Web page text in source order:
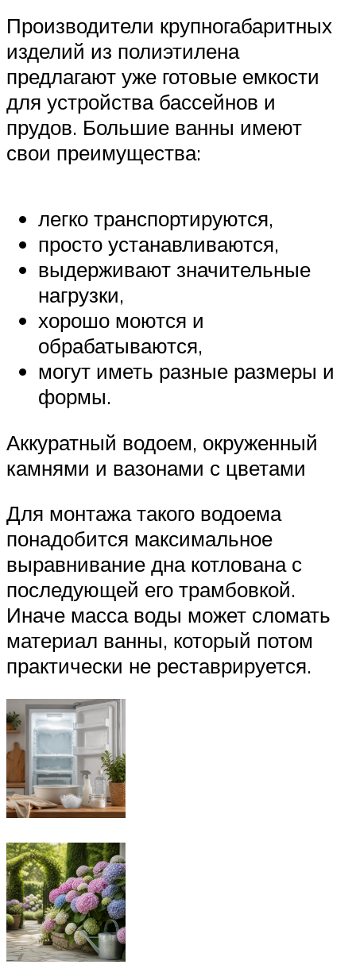
Производители крупногабаритных
изделий из полиэтилена
предлагают уже готовые емкости
для устройства бассейнов и
прудов. Большие ванны имеют
свои преимущества:
легко транспортируются,
просто устанавливаются,
выдерживают значительные
нагрузки,
хорошо моются и
обрабатываются,
могут иметь разные размеры и
формы.
Аккуратный водоем, окруженный
камнями и вазонами с цветами
Для монтажа такого водоема
понадобится максимальное
выравнивание дна котлована с
последующей его трамбовкой.
Иначе масса воды может сломать
материал ванны, который потом
практически не реставрируется.